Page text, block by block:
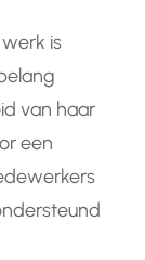
is
van haar
een